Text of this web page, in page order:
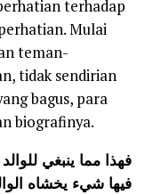
terhadap
Mulai
teman-
tidak sendirian
bagus, para
biografinya.
فهذا مما ينبغي
فيها شيء يخشاه